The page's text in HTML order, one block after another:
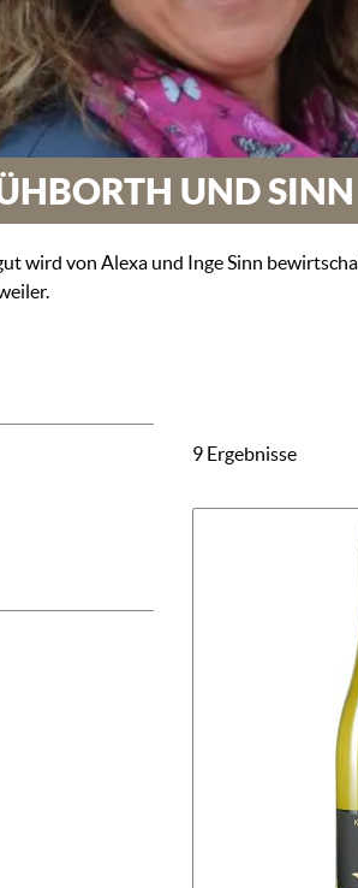
UND SINN
wird von Alexa und Inge Sinn
9 Ergebnisse